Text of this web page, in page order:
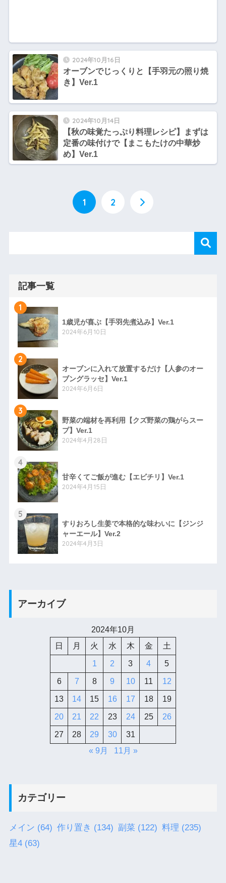
2024年10月16日
オーブンでじっくりと【手羽元の照り焼
き】Ver.1
2024年10月14日
【秋の味覚たっぷり料理レシピ】まずは
定番の味付けで【まこもたけの中華炒
め】Ver.1
1 2
記事一覧
1
1歳児が喜ぶ【手羽先煮込み】Ver.1
2024年6月10日
2
オーブンに入れて放置するだけ【人参のオー
ブングラッセ】Ver.1
2024年6月6日
3
野菜の端材を再利用【クズ野菜の鶏がらスー
プ】Ver.1
2024年4月28日
4
甘辛くてご飯が進む【エビチリ】Ver.1
2024年4月15日
5
すりおろし生姜で本格的な味わいに【ジンジ
ャーエール】Ver.2
2024年4月3日
アーカイブ
2024年10月
日
月 火 水 木 金 土
1 2 3 4 5
6 7 8 9 10 11 12
13 14 15 16 17 18 19
20 21 22 23 24 25 26
27 28 29 30
31
« 9月
11月 »
カテゴリー
メイン (64) 作り置き (134) 副菜 (122) 料理 (235)
星4 (63)